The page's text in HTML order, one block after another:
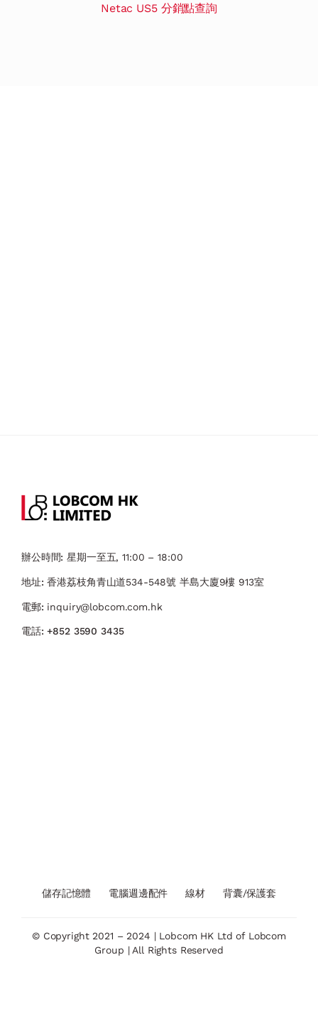
Netac US5 分銷點查詢
辦公時間: 星期一至五, 11:00 – 18:00
地址: 香港荔枝角青山道534-548號 ​半島大廈9樓 913室
電郵: inquiry@lobcom.com.hk
電話:+852 3590 3435
儲存記憶體 電腦週邊配件 線材 背囊/保護套
© Copyright 2021 – 2024 | Lobcom HK Ltd of Lobcom
Group | All Rights Reserved